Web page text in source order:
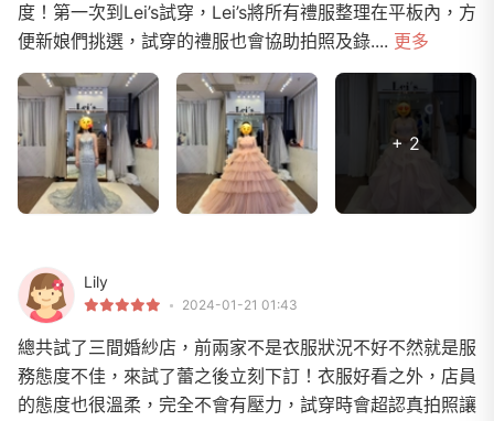
度！第一次到Lei’s試穿，Lei’s將所有禮服整理在平板內，方
便新娘們挑選，試穿的禮服也會協助拍照及錄.... 更多
+ 2
Lily
2024-01-21 01:43
總共試了三間婚紗店，前兩家不是衣服狀況不好不然就是服
務態度不佳，來試了蕾之後立刻下訂！衣服好看之外，店員
的態度也很溫柔，完全不會有壓力，試穿時會超認真拍照讓